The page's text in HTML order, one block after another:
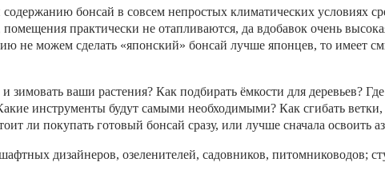
бонсай в совсем непростых климатических условиях
практически не отапливаются, да вдобавок очень
не можем сделать «японский» бонсай лучше японцев, то имеет
ваши растения? Как подбирать ёмкости для деревьев?
инструменты будут самыми необходимыми? Как сгибать
ли покупать готовый бонсай сразу, или лучше сначала освоить
дизайнеров, озеленителей, садовников, питомниководов;